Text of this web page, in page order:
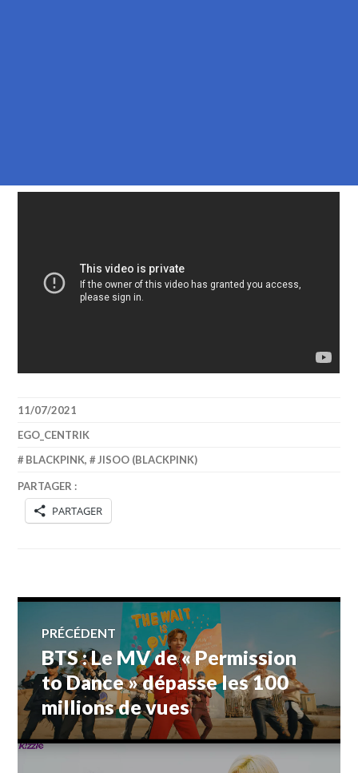
11/07/2021
EGO_CENTRIK
BLACKPINK, JISOO (BLACKPINK)
PARTAGER :
PARTAGER
Navigation
de
l’article
PRÉCÉDENT
Article
précédent :
BTS : Le MV de « Permission
to Dance » dépasse les 100
millions de vues